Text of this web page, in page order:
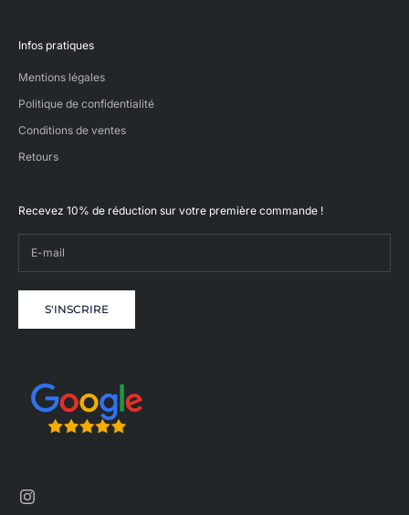
Infos pratiques
Mentions légales
Politique de confidentialité
Conditions de ventes
Retours
Recevez 10% de réduction sur votre première commande !
S'INSCRIRE